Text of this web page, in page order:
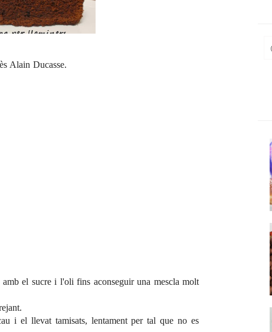
Alain Ducasse.
el sucre i l'oli fins aconseguir una mescla molt
i el llevat tamisats, lentament per tal que no es